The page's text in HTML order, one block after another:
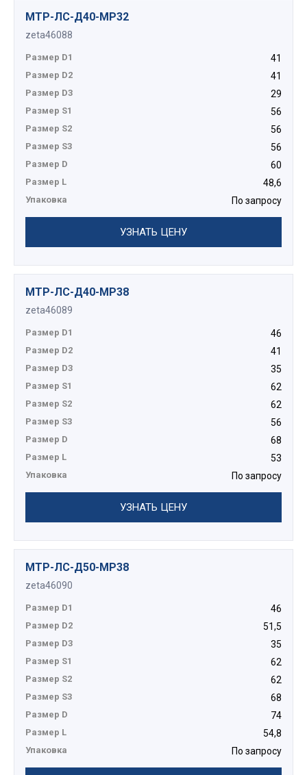
МТР-ЛС-Д40-МР32
zeta46088
Размер D1 41
Размер D2 41
Размер D3 29
Размер S1 56
Размер S2 56
Размер S3 56
Размер D 60
Размер L 48,6
Упаковка По запросу
УЗНАТЬ ЦЕНУ
МТР-ЛС-Д40-МР38
zeta46089
Размер D1 46
Размер D2 41
Размер D3 35
Размер S1 62
Размер S2 62
Размер S3 56
Размер D 68
Размер L 53
Упаковка По запросу
УЗНАТЬ ЦЕНУ
МТР-ЛС-Д50-МР38
zeta46090
Размер D1 46
Размер D2 51,5
Размер D3 35
Размер S1 62
Размер S2 62
Размер S3 68
Размер D 74
Размер L 54,8
Упаковка По запросу